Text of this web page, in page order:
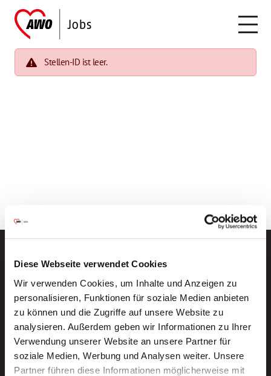
Diese Webseite verwendet Cookies
Wir verwenden Cookies, um Inhalte und Anzeigen zu
personalisieren, Funktionen für soziale Medien anbieten
zu können und die Zugriffe auf unsere Website zu
analysieren. Außerdem geben wir Informationen zu Ihrer
Verwendung unserer Website an unsere Partner für
soziale Medien, Werbung und Analysen weiter. Unsere
Partner führen diese Informationen möglicherweise mit
Stellen-ID ist leer.
Neue Stellen per E-Mail.
Ein kostenloser Service von AWO
Jobs.
E-Mail-Adresse eintragen